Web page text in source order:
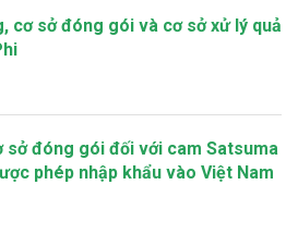
cơ sở đóng gói và cơ sở xử lý quả
sở đóng gói đối với cam Satsuma
phép nhập khẩu vào Việt Nam